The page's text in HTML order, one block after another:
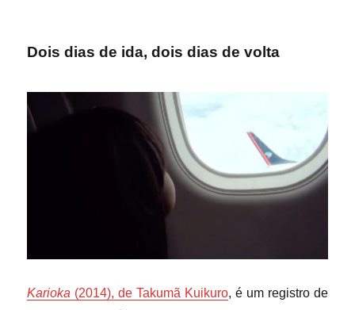
Dois dias de ida, dois dias de volta
Karioka (2014), de Takumã Kuikuro, é um registro de